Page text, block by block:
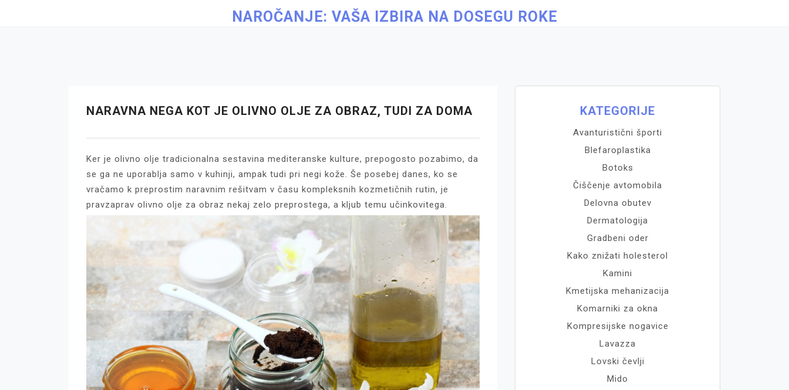
NAROČANJE: VAŠA IZBIRA NA DOSEGU ROKE
NARAVNA NEGA KOT JE OLIVNO OLJE ZA OBRAZ, TUDI ZA DOMA
Ker je olivno olje tradicionalna sestavina mediteranske kulture, prepogosto pozabimo, da
se ga ne uporablja samo v kuhinji, ampak tudi pri negi kože. Še posebej danes, ko se
vračamo k preprostim naravnim rešitvam v času kompleksnih kozmetičnih rutin, je
pravzaprav olivno olje za obraz nekaj zelo preprostega, a kljub temu učinkovitega.
KATEGORIJE
Avanturistični športi
Blefaroplastika
Botoks
Čiščenje avtomobila
Delovna obutev
Dermatologija
Gradbeni oder
Kako znižati holesterol
Kamini
Kmetijska mehanizacija
Komarniki za okna
Kompresijske nogavice
Lavazza
Lovski čevlji
Mido